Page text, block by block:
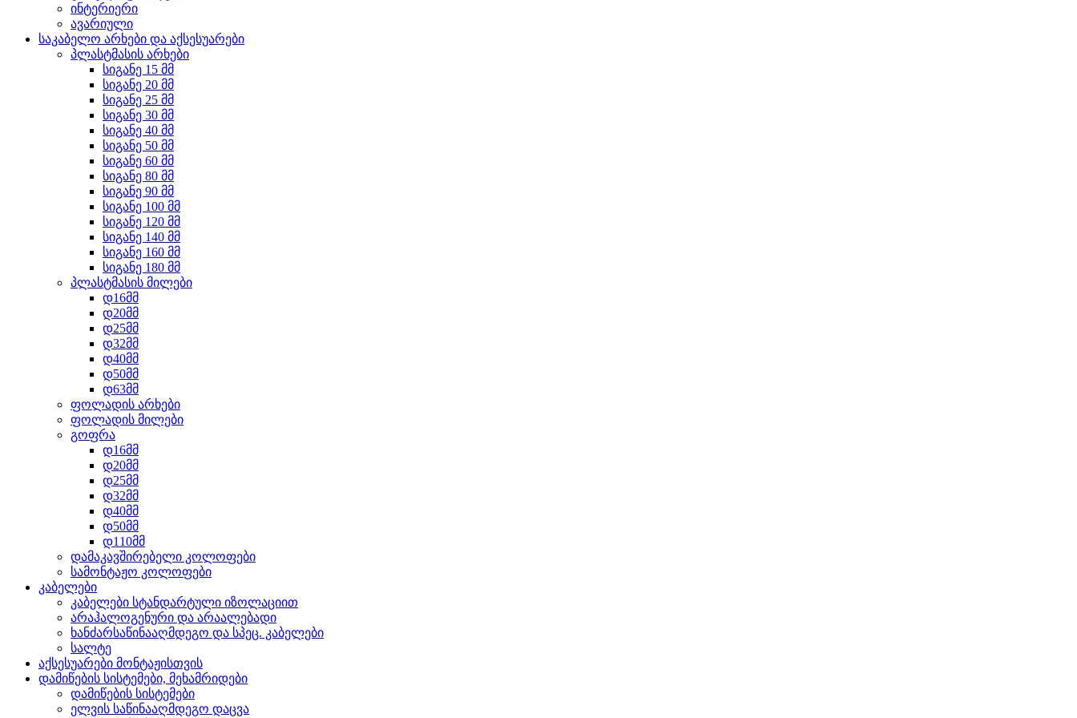
ინტერიერი
ავარიული
საკაბელო არხები და აქსესუარები
პლასტმასის არხები
სიგანე 15 მმ
სიგანე 20 მმ
სიგანე 25 მმ
სიგანე 30 მმ
სიგანე 40 მმ
სიგანე 50 მმ
სიგანე 60 მმ
სიგანე 80 მმ
სიგანე 90 მმ
სიგანე 100 მმ
სიგანე 120 მმ
სიგანე 140 მმ
სიგანე 160 მმ
სიგანე 180 მმ
პლასტმასის მილები
დ16მმ
დ20მმ
დ25მმ
დ32მმ
დ40მმ
დ50მმ
დ63მმ
ფოლადის არხები
ფოლადის მილები
გოფრა
დ16მმ
დ20მმ
დ25მმ
დ32მმ
დ40მმ
დ50მმ
დ110მმ
დამაკავშირებელი კოლოფები
სამონტაჟო კოლოფები
კაბელები
კაბელები სტანდარტული იზოლაციით
არაჰალოგენური და არაალებადი
ხანძარსაწინააღმდეგო და სპეც. კაბელები
სალტე
აქსესუარები მონტაჟისთვის
დამიწების სისტემები, მეხამრიდები
დამიწების სისტემები
ელვის საწინააღმდეგო დაცვა